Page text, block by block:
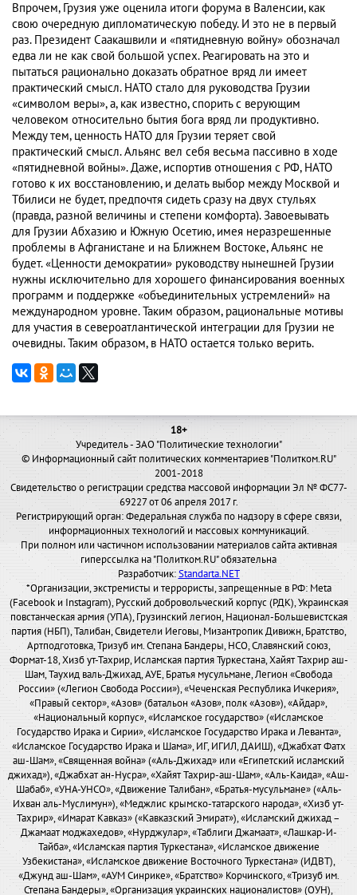
Впрочем, Грузия уже оценила итоги форума в Валенсии, как
свою очередную дипломатическую победу. И это не в первый
раз. Президент Саакашвили и «пятидневную войну» обозначал
едва ли не как свой большой успех. Реагировать на это и
пытаться рационально доказать обратное вряд ли имеет
практический смысл. НАТО стало для руководства Грузии
«символом веры», а, как известно, спорить с верующим
человеком относительно бытия бога вряд ли продуктивно.
Между тем, ценность НАТО для Грузии теряет свой
практический смысл. Альянс вел себя весьма пассивно в ходе
«пятидневной войны». Даже, испортив отношения с РФ, НАТО
готово к их восстановлению, и делать выбор между Москвой и
Тбилиси не будет, предпочтя сидеть сразу на двух стульях
(правда, разной величины и степени комфорта). Завоевывать
для Грузии Абхазию и Южную Осетию, имея неразрешенные
проблемы в Афганистане и на Ближнем Востоке, Альянс не
будет. «Ценности демократии» руководству нынешней Грузии
нужны исключительно для хорошего финансирования военных
программ и поддержке «объединительных устремлений» на
международном уровне. Таким образом, рациональные мотивы
для участия в североатлантической интеграции для Грузии не
очевидны. Таким образом, в НАТО остается только верить.
18+
Учредитель - ЗАО "Политические технологии"
© Информационный сайт политических комментариев "Политком.RU"
2001-2018
Свидетельство о регистрации средства массовой информации Эл № ФС77-
69227 от 06 апреля 2017 г.
Регистрирующий орган: Федеральная служба по надзору в сфере связи,
информационных технологий и массовых коммуникаций.
При полном или частичном использовании материалов сайта активная
гиперссылка на "Политком.RU" обязательна
Разработчик:Standarta.NET
*Организации, экстремисты и террористы, запрещенные в РФ: Meta
(Facebook и Instagram), Русский добровольческий корпус (РДК), Украинская
повстанческая армия (УПА), Грузинский легион, Национал-Большевистская
партия (НБП), Талибан, Свидетели Иеговы, Мизантропик Дивижн, Братство,
Артподготовка, Тризуб им. Степана Бандеры, НСО, Славянский союз,
Формат-18, Хизб ут-Тахрир, Исламская партия Туркестана, Хайят Тахрир аш-
Шам, Таухид валь-Джихад, АУЕ, Братья мусульмане, Легион «Свобода
России» («Легион Свобода России»), «Чеченская Республика Ичкерия»,
«Правый сектор», «Азов» (батальон «Азов», полк «Азов»), «Айдар»,
«Национальный корпус», «Исламское государство» («Исламское
Государство Ирака и Сирии», «Исламское Государство Ирака и Леванта»,
«Исламское Государство Ирака и Шама», ИГ, ИГИЛ, ДАИШ), «Джабхат Фатх
аш-Шам», «Священная война» («Аль-Джихад» или «Египетский исламский
джихад»), «Джабхат ан-Нусра», «Хайят Тахрир-аш-Шам», «Аль-Каида», «Аш-
Шабаб», «УНА-УНСО», «Движение Талибан», «Братья-мусульмане» («Аль-
Ихван аль-Муслимун»), «Меджлис крымско-татарского народа», «Хизб ут-
Тахрир», «Имарат Кавказ» («Кавказский Эмират»), «Исламский джихад –
Джамаат моджахедов», «Нурджулар», «Таблиги Джамаат», «Лашкар-И-
Тайба», «Исламская партия Туркестана», «Исламское движение
Узбекистана», «Исламское движение Восточного Туркестана» (ИДВТ),
«Джунд аш-Шам», «АУМ Синрике», «Братство» Корчинского, «Тризуб им.
Степана Бандеры», «Организация украинских националистов» (ОУН),